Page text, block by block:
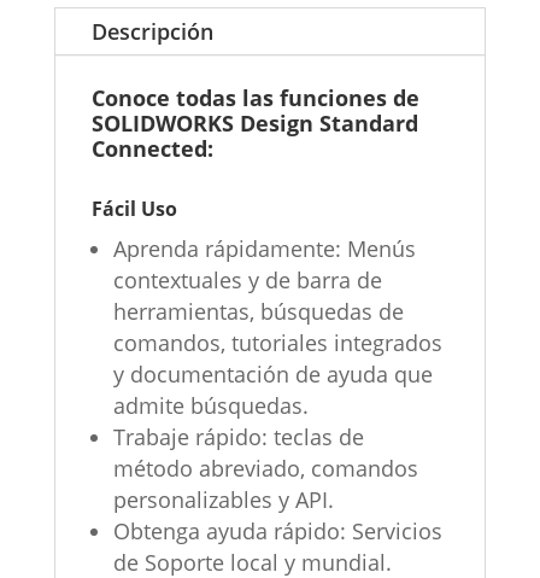
meses
cantidad
Descripción
Conoce todas las funciones de
SOLIDWORKS Design Standard
Connected:
Fácil Uso
Aprenda rápidamente: Menús
contextuales y de barra de
herramientas, búsquedas de
comandos, tutoriales integrados
y documentación de ayuda que
admite búsquedas.
Trabaje rápido: teclas de
método abreviado, comandos
personalizables y API.
Obtenga ayuda rápido: Servicios
de Soporte local y mundial.